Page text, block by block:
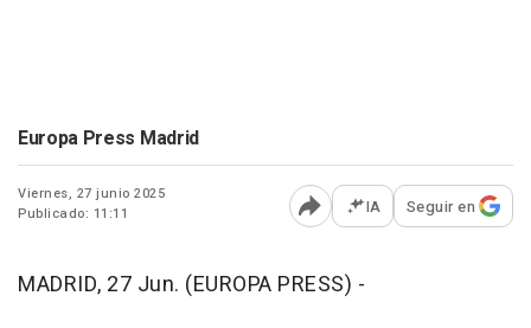
Europa Press Madrid
Viernes, 27 junio 2025
Publicado: 11:11
Abrir opciones para
IA Seguir en
MADRID, 27 Jun. (EUROPA PRESS) -